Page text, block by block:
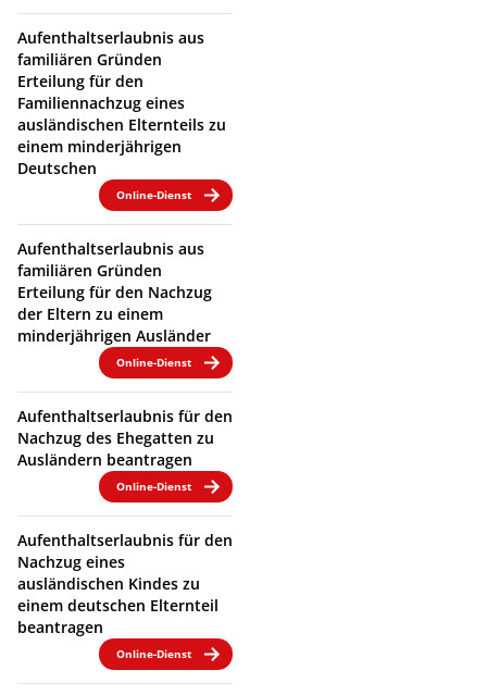
Aufenthaltserlaubnis aus
familiären Gründen
Erteilung für den
Familiennachzug eines
ausländischen Elternteils zu
einem minderjährigen
Deutschen
Online-Dienst
Aufenthaltserlaubnis aus
familiären Gründen
Erteilung für den Nachzug
der Eltern zu einem
minderjährigen Ausländer
Online-Dienst
Aufenthaltserlaubnis für den
Nachzug des Ehegatten zu
Ausländern beantragen
Online-Dienst
Aufenthaltserlaubnis für den
Nachzug eines
ausländischen Kindes zu
einem deutschen Elternteil
beantragen
Online-Dienst